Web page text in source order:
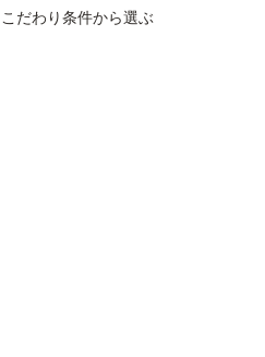
こだわり条件から選ぶ